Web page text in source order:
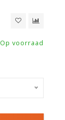
Op voorraad